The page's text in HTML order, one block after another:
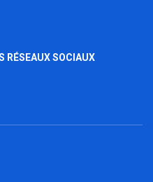
RÉSEAUX SOCIAUX